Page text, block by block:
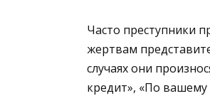
Часто преступники
жертвам
случаях они
кредит», «По вашему